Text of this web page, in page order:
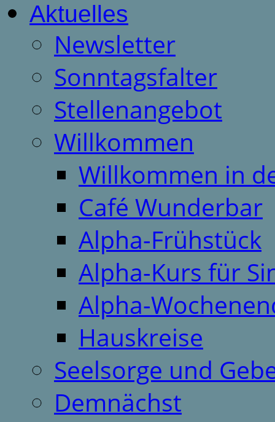
Aktuelles
Newsletter
Sonntagsfalter
Stellenangebot
Willkommen
Willkommen in
Café Wunderbar
Alpha-Frühstück
Alpha-Kurs für
Alpha-
Hauskreise
Seelsorge und
Demnächst